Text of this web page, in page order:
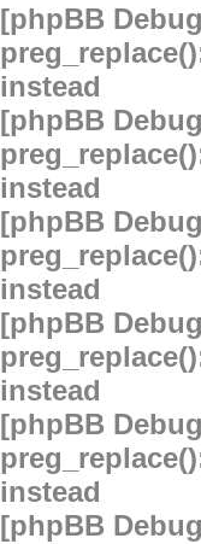
[phpBB
instead
[phpBB
instead
[phpBB
instead
[phpBB
instead
[phpBB
instead
[phpBB